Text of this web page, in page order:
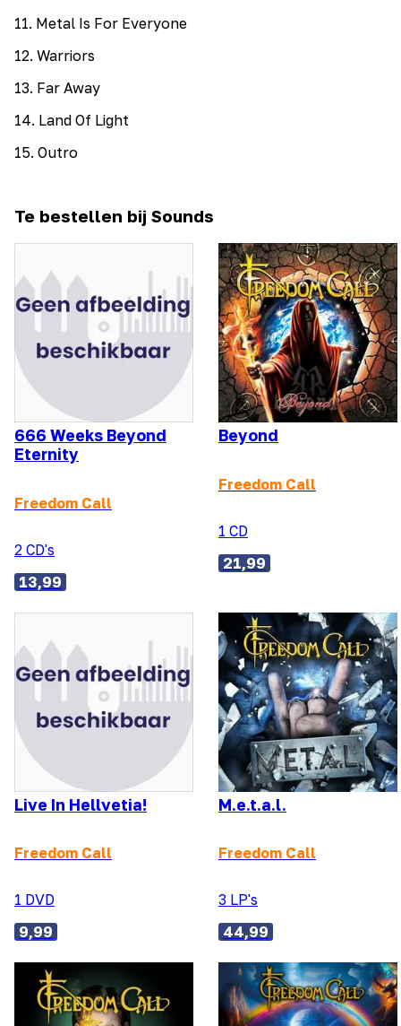
11. Metal Is For Everyone
12. Warriors
13. Far Away
14. Land Of Light
15. Outro
Te bestellen bij Sounds
666 Weeks Beyond
Eternity
Freedom Call
2 CD's
13,99
Beyond
Freedom Call
1 CD
21,99
Live In Hellvetia!
Freedom Call
1 DVD
9,99
M.e.t.a.l.
Freedom Call
3 LP's
44,99